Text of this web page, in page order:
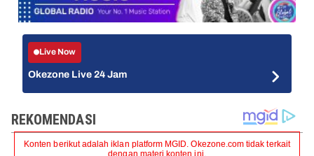
Live Now
Okezone Live 24 Jam